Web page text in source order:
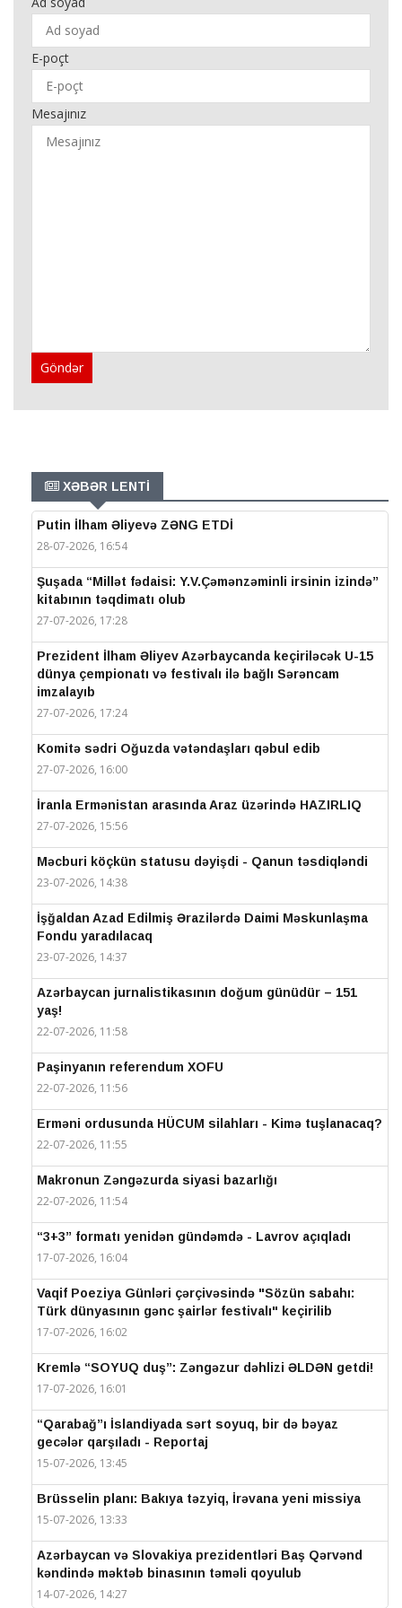
E-poçt
Mesajınız
Göndər
XƏBƏR LENTİ
Putin İlham Əliyevə ZƏNG ETDİ
28-07-2026, 16:54
Şuşada “Millət fədaisi: Y.V.Çəmənzəminli irsinin izində”
kitabının təqdimatı olub
27-07-2026, 17:28
Prezident İlham Əliyev Azərbaycanda keçiriləcək U-15
dünya çempionatı və festivalı ilə bağlı Sərəncam
imzalayıb
27-07-2026, 17:24
Komitə sədri Oğuzda vətəndaşları qəbul edib
27-07-2026, 16:00
İranla Ermənistan arasında Araz üzərində HAZIRLIQ
27-07-2026, 15:56
Məcburi köçkün statusu dəyişdi - Qanun təsdiqləndi
23-07-2026, 14:38
İşğaldan Azad Edilmiş Ərazilərdə Daimi Məskunlaşma
Fondu yaradılacaq
23-07-2026, 14:37
Azərbaycan jurnalistikasının doğum günüdür – 151
yaş!
22-07-2026, 11:58
Paşinyanın referendum XOFU
22-07-2026, 11:56
Erməni ordusunda HÜCUM silahları - Kimə tuşlanacaq?
22-07-2026, 11:55
Makronun Zəngəzurda siyasi bazarlığı
22-07-2026, 11:54
“3+3” formatı yenidən gündəmdə - Lavrov açıqladı
17-07-2026, 16:04
Vaqif Poeziya Günləri çərçivəsində "Sözün sabahı:
Türk dünyasının gənc şairlər festivalı" keçirilib
17-07-2026, 16:02
Kremlə “SOYUQ duş”: Zəngəzur dəhlizi ƏLDƏN getdi!
17-07-2026, 16:01
“Qarabağ”ı İslandiyada sərt soyuq, bir də bəyaz
gecələr qarşıladı - Reportaj
15-07-2026, 13:45
Brüsselin planı: Bakıya təzyiq, İrəvana yeni missiya
15-07-2026, 13:33
Azərbaycan və Slovakiya prezidentləri Baş Qərvənd
kəndində məktəb binasının təməli qoyulub
14-07-2026, 14:27